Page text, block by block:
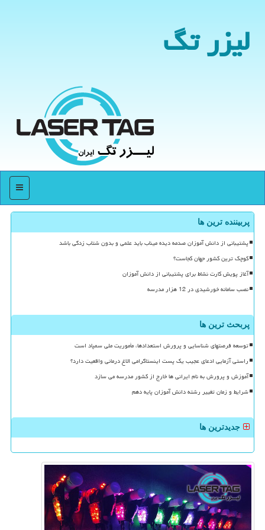
لیزر تگ
منو
پربیننده ترین ها
پشتیبانی از دانش آموزان صدمه دیده میناب باید علمی و بدون شتاب زدگی باشد
کوچک ترین کشور جهان کجاست؟
آغاز پویش کارت نشاط برای پشتیبانی از دانش آموزان
نصب سامانه خورشیدی در 12 هزار مدرسه
پربحث ترین ها
توسعه فرصتهای شناسایی و پرورش استعدادها، مأموریت ملی سمپاد است
راستی آزمایی ادعای عجیب یک پست اینستاگرامی الاغ درمانی واقعیت دارد؟
آموزش و پرورش به نام ایرانی ها خارج از کشور مدرسه می سازد
شرایط و زمان تغییر رشته دانش آموزان پایه دهم
جدیدترین ها